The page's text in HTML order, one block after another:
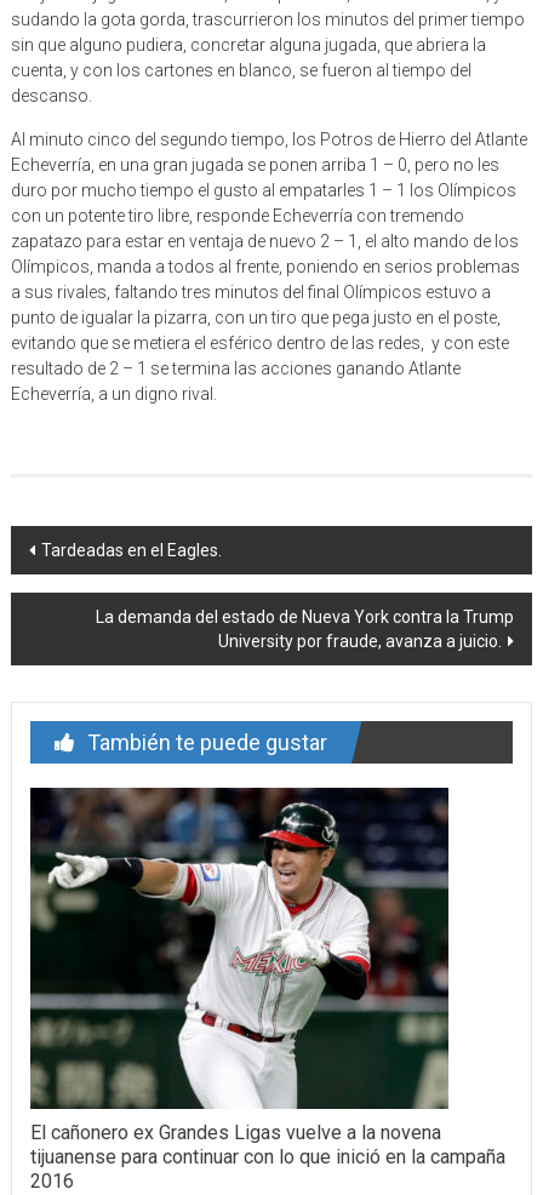
sudando la gota gorda, trascurrieron los minutos del primer tiempo
sin que alguno pudiera, concretar alguna jugada, que abriera la
cuenta, y con los cartones en blanco, se fueron al tiempo del
descanso.
Al minuto cinco del segundo tiempo, los Potros de Hierro del Atlante
Echeverría, en una gran jugada se ponen arriba 1 – 0, pero no les
duro por mucho tiempo el gusto al empatarles 1 – 1 los Olímpicos
con un potente tiro libre, responde Echeverría con tremendo
zapatazo para estar en ventaja de nuevo 2 – 1, el alto mando de los
Olímpicos, manda a todos al frente, poniendo en serios problemas
a sus rivales, faltando tres minutos del final Olímpicos estuvo a
punto de igualar la pizarra, con un tiro que pega justo en el poste,
evitando que se metiera el esférico dentro de las redes, y con este
resultado de 2 – 1 se termina las acciones ganando Atlante
Echeverría, a un digno rival.
Navegación
de
entrada
Tardeadas en el Eagles.
La demanda del estado de Nueva York contra la Trump
University por fraude, avanza a juicio.
También te puede gustar
El cañonero ex Grandes Ligas vuelve a la novena
tijuanense para continuar con lo que inició en la campaña
2016